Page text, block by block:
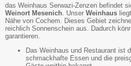
das Weinhaus Serwazi-Zenzen befindet
Weinort Mesenich. Unser Weinhaus
Nähe von Cochem. Dieses Gebiet
reichlich Sonnenschein aus. Dadurch
garantieren.
Das Weinhaus und Restaurant ist
schmackhafte Essen und die